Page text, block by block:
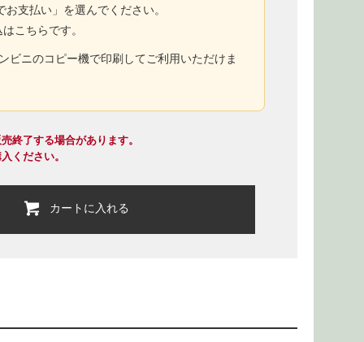
支払い」を選んでください。
こちらです。
ビニのコピー機で印刷してご利用いただけま
終了する場合があります。
ください。
カートに入れる